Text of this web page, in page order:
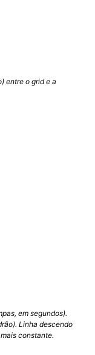
entre o grid e a
em segundos).
Linha descendo
constante.